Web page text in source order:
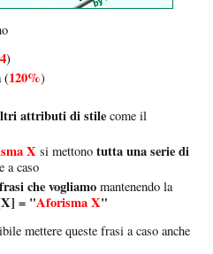
)
(120%)
attributi di stile come il
X si mettono tutta una serie di
a caso
che vogliamo mantenendo la
= "Aforisma X"
mettere queste frasi a caso anche